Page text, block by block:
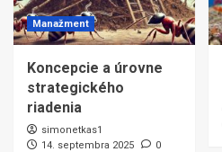
Manažment
Koncepcie a úrovne
strategického
riadenia
simonetkas1
14. septembra 2025
0